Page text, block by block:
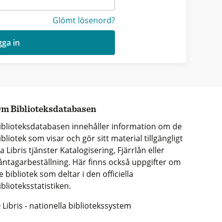
Glömt lösenord?
in
Biblioteksdatabasen
innehåller information om de
som visar och gör sitt material tillgängligt
Libris tjänster Katalogisering, Fjärrlån eller
Här finns också uppgifter om
bibliotek som deltar i den officiella
- nationella bibliotekssystem